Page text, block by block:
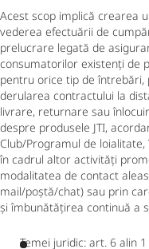
Acest scop implică crearea
vederea efectuării de
prelucrare legată de
consumatorilor existenți de
pentru orice tip de
derularea contractului la
livrare, returnare sau
despre produsele JTI,
Club/Programul de
în cadrul altor activități
modalitatea de contact
mail/poștă/chat) sau prin
și îmbunătățirea continuă a
Temei juridic: art. 6 alin